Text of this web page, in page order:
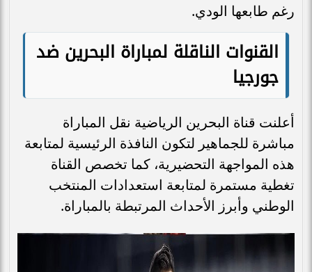
رغم طابعها الودي.
القنوات الناقلة لمباراة البحرين ضد
جورجيا
أعلنت قناة البحرين الرياضية نقل المباراة
مباشرة للجماهير لتكون النافذة الرئيسية لمتابعة
هذه المواجهة التحضيرية، كما تخصص القناة
تغطية مستمرة لمتابعة استعدادات المنتخب
الوطني وأبرز الأحداث المرتبطة بالمباراة.